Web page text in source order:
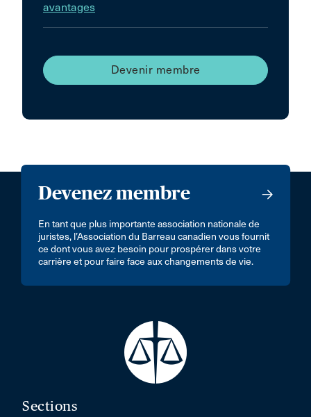
avantages
Devenir membre
Devenez membre
En tant que plus importante association nationale de
juristes, l’Association du Barreau canadien vous fournit
ce dont vous avez besoin pour prospérer dans votre
carrière et pour faire face aux changements de vie.
Sections